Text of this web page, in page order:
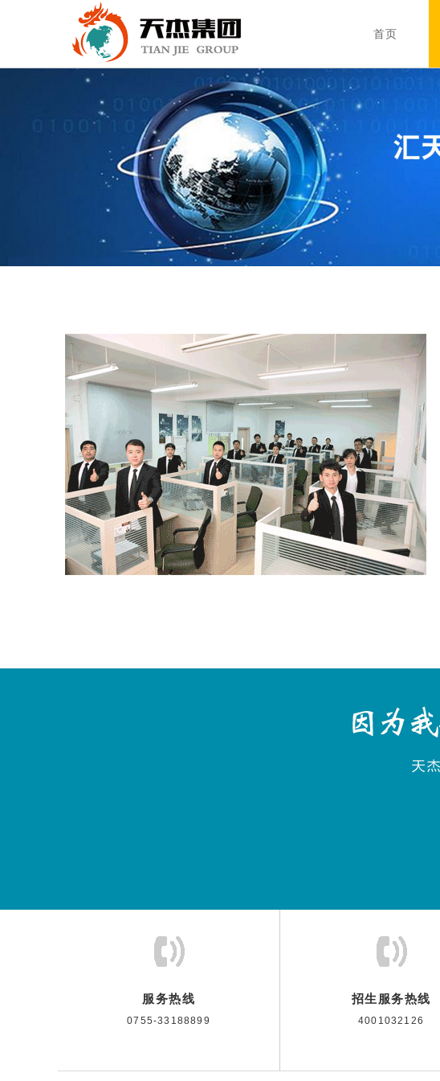
首页
服务热线
0755-33188899
招生服务热线
4001032126